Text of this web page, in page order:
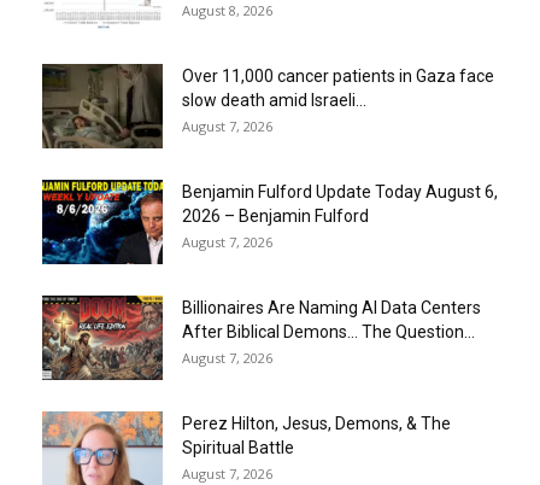
August 8, 2026
Over 11,000 cancer patients in Gaza face
slow death amid Israeli...
August 7, 2026
Benjamin Fulford Update Today August 6,
2026 – Benjamin Fulford
August 7, 2026
Billionaires Are Naming AI Data Centers
After Biblical Demons… The Question...
August 7, 2026
Perez Hilton, Jesus, Demons, & The
Spiritual Battle
August 7, 2026